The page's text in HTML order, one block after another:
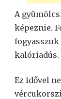
A
képeznie.
kalóriadús.
Ez idővel